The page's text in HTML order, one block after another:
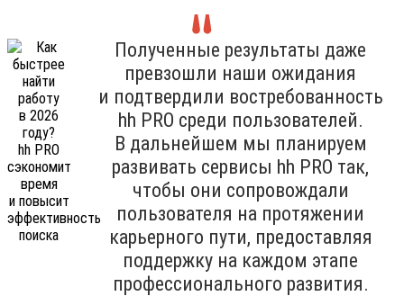
Полученные результаты даже
превзошли наши ожидания
и подтвердили востребованность
hh PRO среди пользователей.
В дальнейшем мы планируем
развивать сервисы hh PRO так,
чтобы они сопровождали
пользователя на протяжении
карьерного пути, предоставляя
поддержку на каждом этапе
профессионального развития.